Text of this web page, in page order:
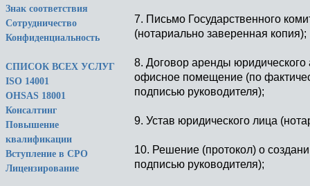
Знак соответствия
Сотрудничество
Конфиденциальность
СПИСОК ВСЕХ УСЛУГ
ISO 14001
OHSAS 18001
Консалтинг
Повышение
квалификации
Вступление в СРО
Лицензирование
7. Письмо Государственного
(нотариально заверенная копия);
8. Договор аренды юридического
офисное помещение (по
подписью руководителя);
9. Устав юридического лица
10. Решение (протокол) о
подписью руководителя);